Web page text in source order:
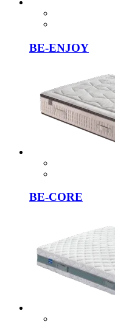
BE-ENJOY
BE-CORE